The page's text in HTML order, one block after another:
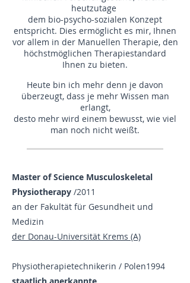
heutzutage
dem bio-psycho-sozialen Konzept
entspricht. Dies ermöglicht es mir, Ihnen
vor allem in der Manuellen Therapie, den
höchstmöglichen Therapiestandard
Ihnen zu bieten.
Heute bin ich mehr denn je davon
überzeugt, dass je mehr Wissen man
erlangt,
desto mehr wird einem bewusst, wie viel
man noch nicht weißt.
Master of Science Musculoskeletal
Physiotherapy /2011
an der Fakultät für Gesundheit und
Medizin
der Donau-Universität Krems (A)
Physiotherapietechnikerin / Polen1994